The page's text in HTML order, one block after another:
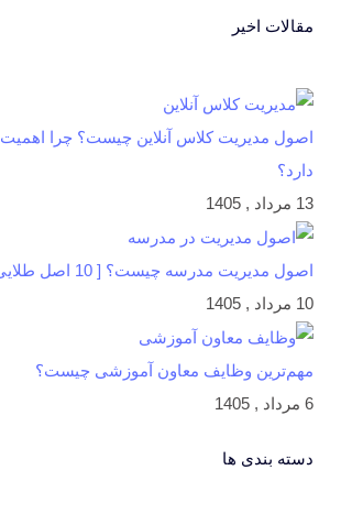
مقالات اخیر
اصول مدیریت کلاس آنلاین چیست؟ چرا اهمیت
دارد؟
13 مرداد , 1405
اصول مدیریت مدرسه چیست؟ [ 10 اصل طلایی ]
10 مرداد , 1405
مهم‌ترین وظایف معاون آموزشی چیست؟
6 مرداد , 1405
دسته بندی ها